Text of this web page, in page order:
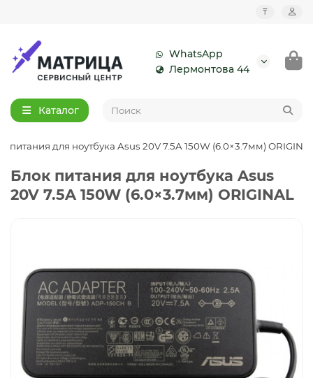
₸
WhatsApp
Лермонтова 44
Каталог
питания для ноутбука Asus 20V 7.5A 150W (6.0×3.7мм)
Блок питания для ноутбука Asus
20V 7.5A 150W (6.0×3.7мм) ORIGINAL